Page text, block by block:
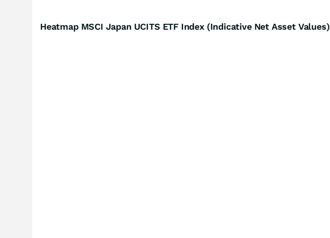
Heatmap MSCI Japan UCITS ETF Index (Indicative Net Asset Values)